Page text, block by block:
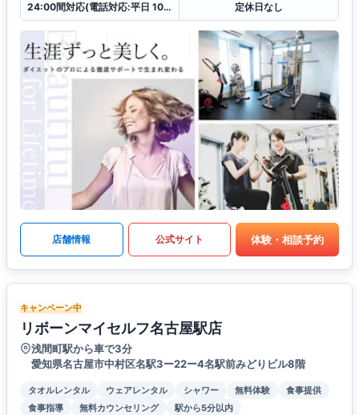
24:00間対応(電話対応:平日 10:00〜19:00 定休日なし
店舗情報 公式サイト 体験・相談予約
キャンペーン中
リボーンマイセルフ名古屋駅店
浅間町駅から車で3分
愛知県名古屋市中村区名駅3ー22ー4名駅前みどりビル8階
タオルレンタル ウェアレンタル シャワー 無料体験
食事提供
食事指導
無料カウンセリング 駅から5分以内